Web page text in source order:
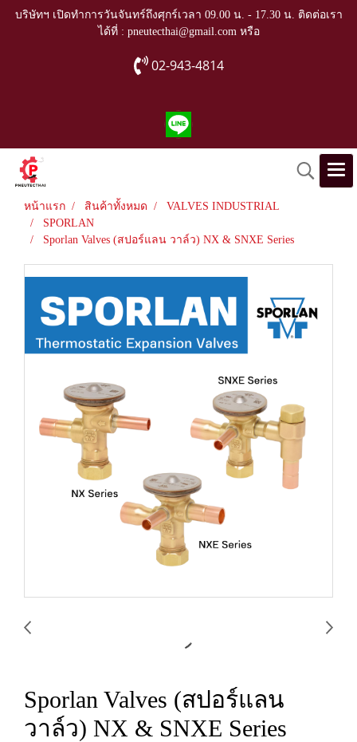
บริษัทฯ เปิดทำการวันจันทร์ถึงศุกร์เวลา 09.00 น. - 17.30 น. ติดต่อเรา
ได้ที่ : pneutecthai@gmail.com หรือ
02-943-4814
หน้าแรก สินค้าทั้งหมด
VALVES INDUSTRIAL
SPORLAN
Sporlan Valves (สปอร์แลน วาล์ว) NX & SNXE Series
Sporlan Valves (สปอร์แลน
วาล์ว) NX & SNXE Series